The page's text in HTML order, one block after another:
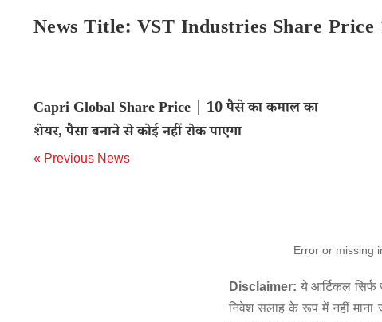
News Title: VST Industries Share
Capri Global Share Price | 10 पैसे का कमाल का
शेयर, पैसा बनाने से कोई नहीं रोक पाएगा
« Previous News
Error or missing
Disclaimer: ये आर्टिकल सिर्फ
निवेश सलाह के रूप में नहीं माना